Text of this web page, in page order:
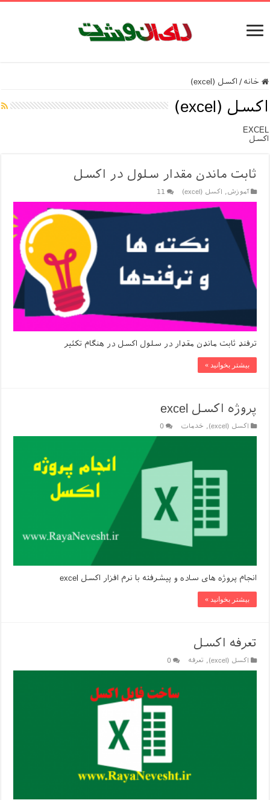
خانه / اکسل (excel)
اکسل (excel)
EXCEL
اکسل
ثابت ماندن مقدار سلول در اکسل
آموزش, اکسل (excel) 11
ترفند ثابت ماندن مقدار در سلول اکسل در هنگام تکثیر
بیشتر بخوانید »
پروژه اکسل excel
اکسل (excel) , خدمات 0
انجام پروژه های ساده و پیشرفته با نرم افزار اکسل excel
بیشتر بخوانید »
تعرفه اکسل
اکسل (excel) , تعرفه 0